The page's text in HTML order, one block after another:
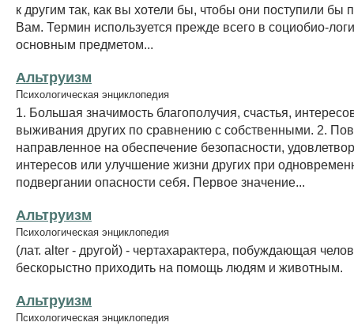
к другим так, как вы хотели бы, чтобы они поступили бы
Вам. Термин используется прежде всего в социобио-
основным предметом...
Альтруизм
Психологическая энциклопедия
1. Большая значимость благополучия, счастья,
выживания других по сравнению с собственными. 2.
направленное на обеспечение безопасности,
интересов или улучшение жизни других при
подвергании опасности себя. Первое значение...
Альтруизм
Психологическая энциклопедия
(лат. alter - другой) - чертахарактера, побуждающая
бескорыстно приходить на помощь людям и животным.
Альтруизм
Психологическая энциклопедия